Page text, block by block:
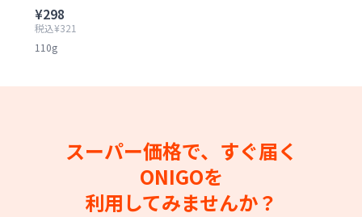
¥298
税込¥321
110g
スーパー価格で、すぐ届く
ONIGOを
利用してみませんか？